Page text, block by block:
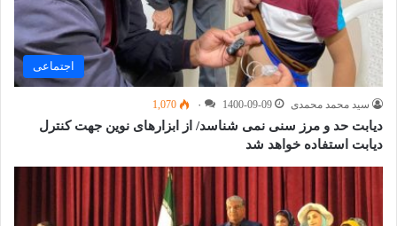
اجتماعی
سید محمد محمدی 1400-09-09 ۰ 1,070
دیابت حد و مرز سنی نمی شناسد/ از ابزارهای نوین جهت کنترل
دیابت استفاده خواهد شد